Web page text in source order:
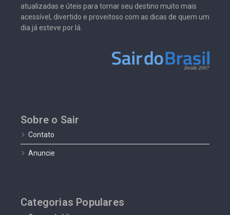
atualizadas e úteis para tornar seu destino muito mais
acessível, divertido e proveitoso com as dicas de quem um
dia já esteve por lá.
Sobre o Sair
Contato
Anuncie
Categorias Populares